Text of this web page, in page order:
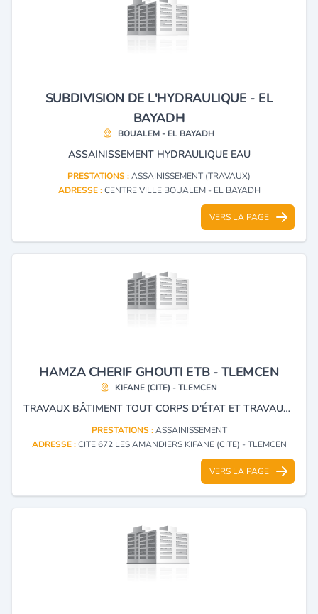
SUBDIVISION DE L'HYDRAULIQUE - EL
BAYADH
BOUALEM - EL BAYADH
ASSAINISSEMENT HYDRAULIQUE EAU
PRESTATIONS :ASSAINISSEMENT (TRAVAUX)
ADRESSE :CENTRE VILLE BOUALEM - EL BAYADH
VERS LA PAGE
HAMZA CHERIF GHOUTI ETB - TLEMCEN
KIFANE (CITE) - TLEMCEN
TRAVAUX BÂTIMENT TOUT CORPS D'ÉTAT ET TRAVAUX PUBLICS PROMOTION IMMOBILIÈRE
PRESTATIONS :ASSAINISSEMENT
ADRESSE :CITE 672 LES AMANDIERS KIFANE (CITE) - TLEMCEN
VERS LA PAGE